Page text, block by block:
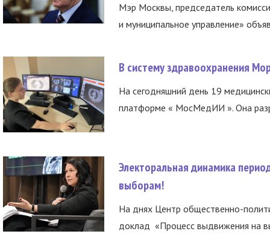
Мэр Москвы, председатель
и муниципальное управление»
В систему здравоохранения
На сегодняшний день 19
платформе « МосМедИИ ». Она
Электоральная динамика
выборам!
На днях Центр общественно-
доклад «Процесс выдвижения на